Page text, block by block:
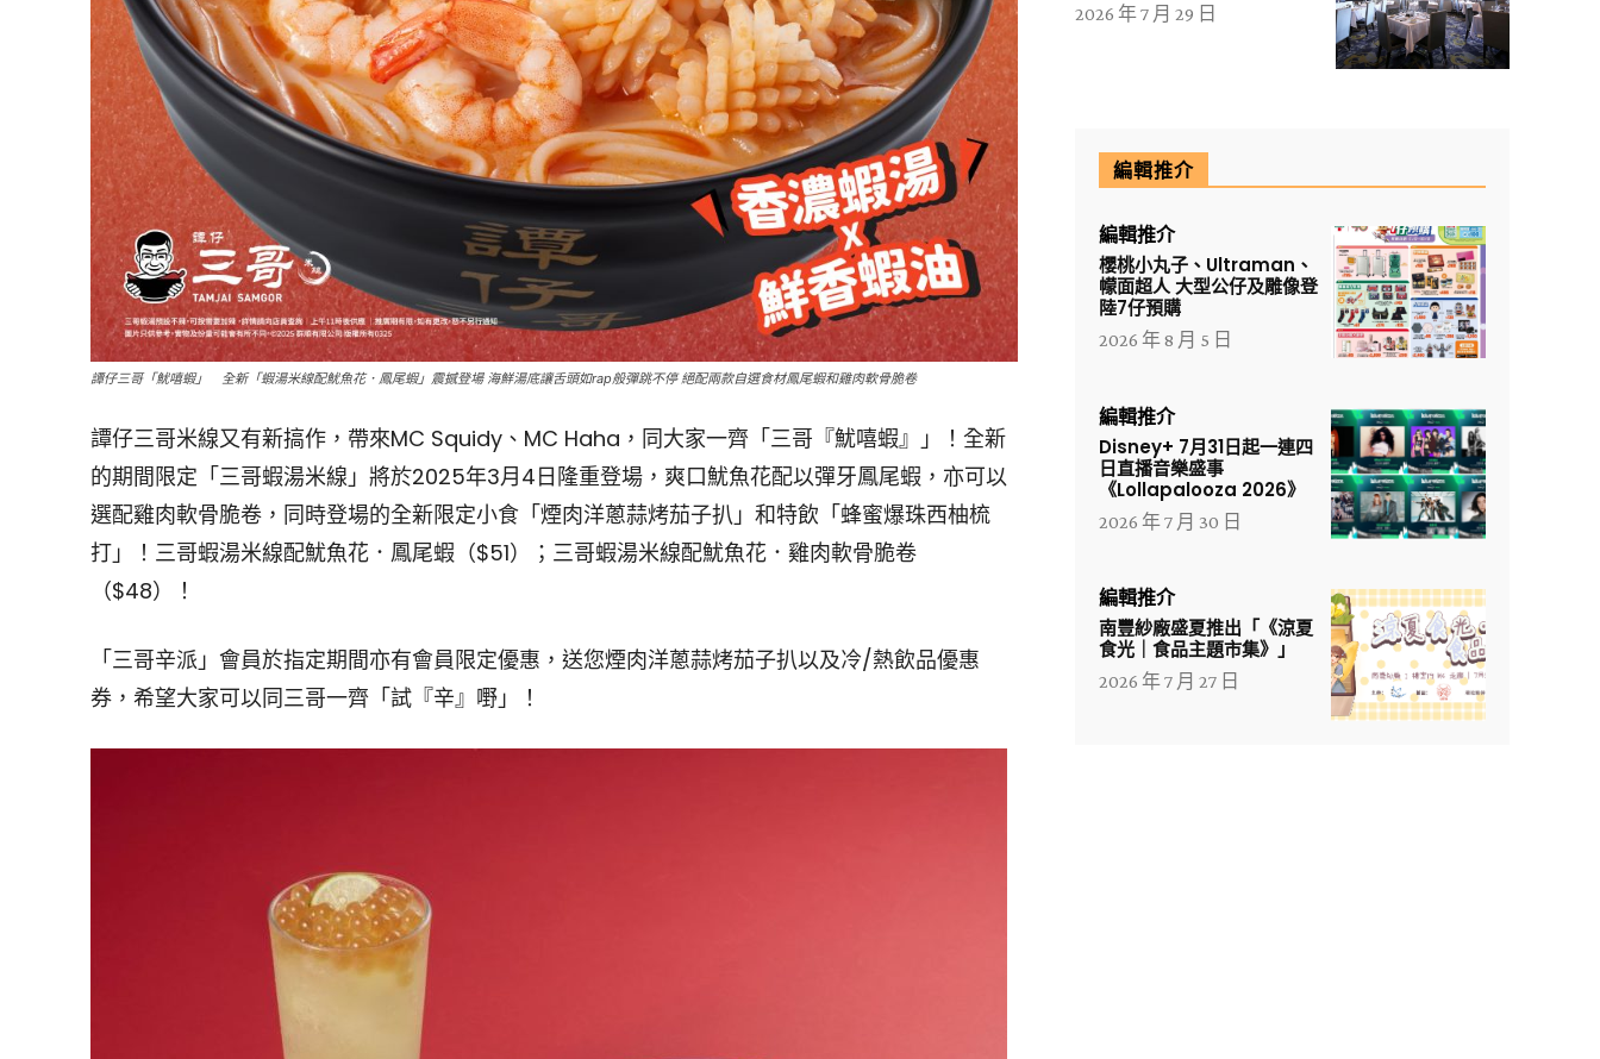
譚仔三哥「魷嘻蝦」 全新「蝦湯米線配魷魚花．鳳尾蝦」震撼登場 海鮮湯底讓舌頭如rap般彈跳不停 絕配兩款自選食材鳳尾蝦和雞肉軟骨脆卷
譚仔三哥米線又有新搞作，帶來MC Squidy、MC Haha，同大家一齊「三哥『魷嘻蝦』」！全新
的期間限定「三哥蝦湯米線」將於2025年3月4日隆重登場，爽口魷魚花配以彈牙鳳尾蝦，亦可以
選配雞肉軟骨脆卷，同時登場的全新限定小食「煙肉洋蔥蒜烤茄子扒」和特飲「蜂蜜爆珠西柚梳
打」！三哥蝦湯米線配魷魚花．鳳尾蝦（$51）；三哥蝦湯米線配魷魚花．雞肉軟骨脆卷
（$48）！
「三哥辛派」會員於指定期間亦有會員限定優惠，送您煙肉洋蔥蒜烤茄子扒以及冷/熱飲品優惠
券，希望大家可以同三哥一齊「試『辛』嘢」！
2026 年 7 月 29 日
編輯推介
編輯推介
櫻桃小丸子、Ultraman、
幪面超人 大型公仔及雕像登
陸7仔預購
2026 年 8 月 5 日
編輯推介
Disney+ 7月31日起一連四
日直播音樂盛事
《Lollapalooza 2026》
2026 年 7 月 30 日
編輯推介
南豐紗廠盛夏推出「《涼夏
食光｜食品主題市集》」
2026 年 7 月 27 日